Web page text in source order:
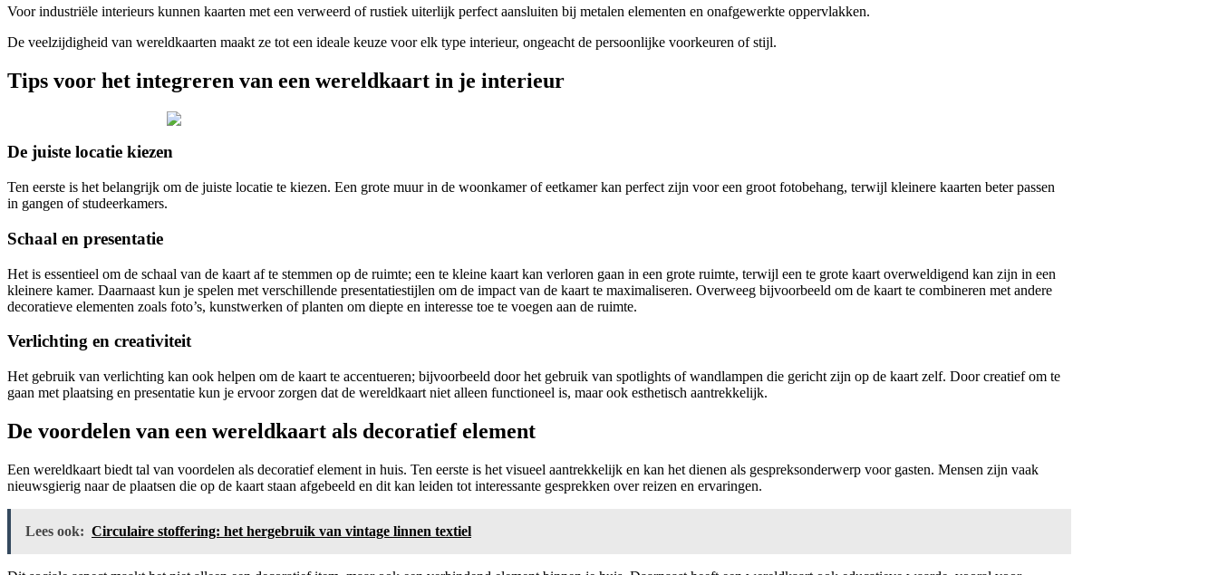
Voor industriële interieurs kunnen kaarten met een verweerd of rustiek uiterlijk perfect aansluiten bij metalen elementen en onafgewerkte oppervlakken.
De veelzijdigheid van wereldkaarten maakt ze tot een ideale keuze voor elk type interieur, ongeacht de persoonlijke voorkeuren of stijl.
Tips voor het integreren van een wereldkaart in je interieur
De juiste locatie kiezen
Ten eerste is het belangrijk om de juiste locatie te kiezen. Een grote muur in de woonkamer of eetkamer kan perfect zijn voor een groot fotobehang, terwijl kleinere kaarten beter passen
in gangen of studeerkamers.
Schaal en presentatie
Het is essentieel om de schaal van de kaart af te stemmen op de ruimte; een te kleine kaart kan verloren gaan in een grote ruimte, terwijl een te grote kaart overweldigend kan zijn in een
kleinere kamer. Daarnaast kun je spelen met verschillende presentatiestijlen om de impact van de kaart te maximaliseren. Overweeg bijvoorbeeld om de kaart te combineren met andere
decoratieve elementen zoals foto’s, kunstwerken of planten om diepte en interesse toe te voegen aan de ruimte.
Verlichting en creativiteit
Het gebruik van verlichting kan ook helpen om de kaart te accentueren; bijvoorbeeld door het gebruik van spotlights of wandlampen die gericht zijn op de kaart zelf. Door creatief om te
gaan met plaatsing en presentatie kun je ervoor zorgen dat de wereldkaart niet alleen functioneel is, maar ook esthetisch aantrekkelijk.
De voordelen van een wereldkaart als decoratief element
Een wereldkaart biedt tal van voordelen als decoratief element in huis. Ten eerste is het visueel aantrekkelijk en kan het dienen als gespreksonderwerp voor gasten. Mensen zijn vaak
nieuwsgierig naar de plaatsen die op de kaart staan afgebeeld en dit kan leiden tot interessante gesprekken over reizen en ervaringen.
Lees ook: Circulaire stoffering: het hergebruik van vintage linnen textiel